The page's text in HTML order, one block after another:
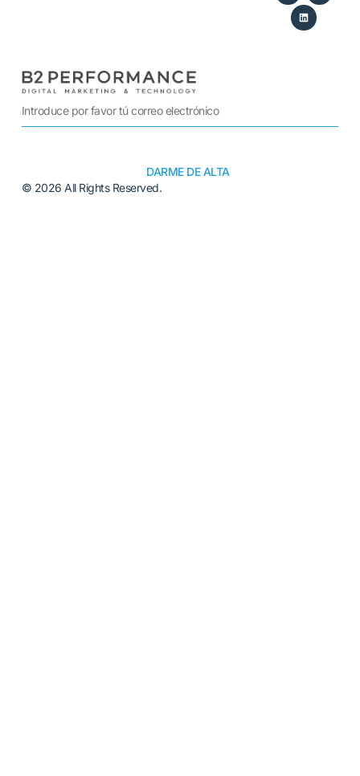
DARME DE ALTA
Alternative:
© 2026 All Rights Reserved.